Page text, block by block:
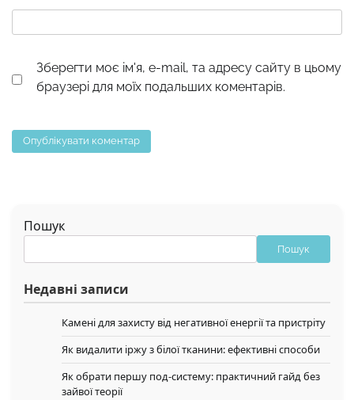
Зберегти моє ім'я, e-mail, та адресу сайту в цьому
браузері для моїх подальших коментарів.
Пошук
Пошук
Недавні записи
Камені для захисту від негативної енергії та пристріту
Як видалити іржу з білої тканини: ефективні способи
Як обрати першу под-систему: практичний гайд без
зайвої теорії